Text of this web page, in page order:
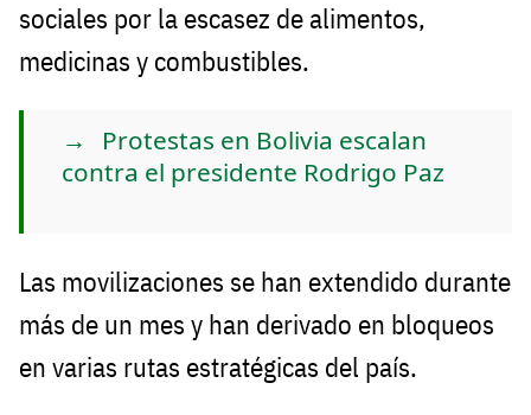
sociales por la escasez de alimentos,
medicinas y combustibles.
Protestas en Bolivia escalan
contra el presidente Rodrigo Paz
Las movilizaciones se han extendido durante
más de un mes y han derivado en bloqueos
en varias rutas estratégicas del país.